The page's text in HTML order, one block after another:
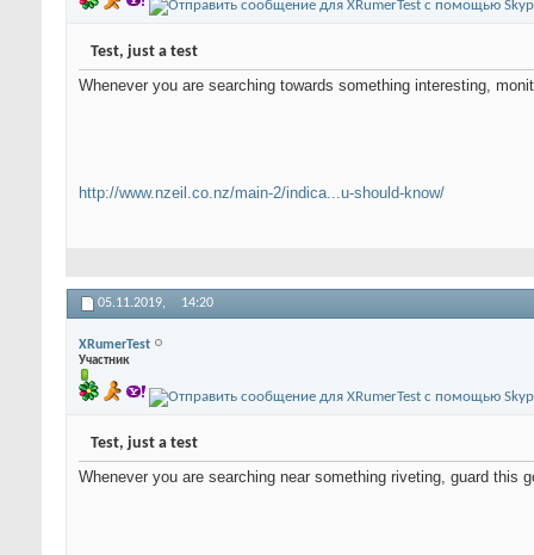
Test, just a test
Whenever you are searching towards something interesting,
http://www.nzeil.co.nz/main-2/indica...u-should-know/
05.11.2019, 14:20
XRumerTest
Участник
Test, just a test
Whenever you are searching near something riveting, guard this